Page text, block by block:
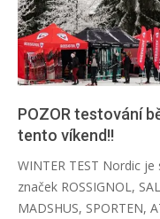
POZOR testování
tento víkend!!
WINTER TEST Nordic
značek ROSSIGNOL,
MADSHUS, SPORTEN,